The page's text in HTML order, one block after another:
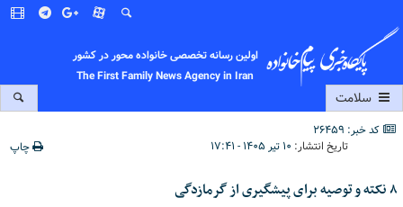
اولین رسانه تخصصی خانواده محور در کشور
The First Family News Agency in Iran
سلامت
کد خبر: 26459
تاریخ انتشار: ۱۰ تیر ۱۴۰۵ - ۱۷:۴۱ چاپ
۸ نکته و توصیه برای پیشگیری از گرمازدگی